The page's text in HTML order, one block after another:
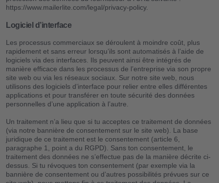
https://www.mailerlite.com/legal/privacy-policy.
Logiciel d’interface
Les processus commerciaux se déroulent à moindre coût, plus
rapidement et sans erreur lorsqu’ils sont automatisés à l’aide de
logiciels via des interfaces. Ils peuvent ainsi être intégrés de
manière efficace dans les processus de l’entreprise via son propre
site web ou via les réseaux sociaux. Sur notre site web, nous
utilisons des logiciels d’interface pour relier entre elles différentes
applications et pour transférer en toute sécurité des données
personnelles d’une application à l’autre.
Un traitement n’a lieu que si tu acceptes ce traitement de données
(via notre bannière de consentement sur le site web). La base
juridique de ce traitement est le consentement (article 6,
paragraphe 1, point a du RGPD). Sans ton consentement, le
traitement des données ne s’effectue pas de la manière décrite ci-
dessus. Si tu révoques ton consentement (par exemple via la
bannière de consentement ou d’autres possibilités prévues sur ce